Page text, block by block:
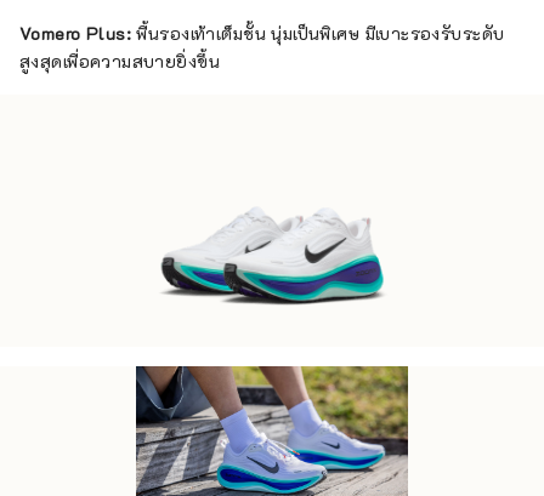
Vomero Plus: พื้นรองเท้าเต็มชั้น นุ่มเป็นพิเศษ มีเบาะรองรับระดับ
สูงสุดเพื่อความสบายยิ่งขึ้น